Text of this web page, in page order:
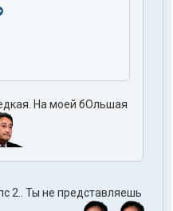
На моей бОльшая
2.. Ты не представляешь